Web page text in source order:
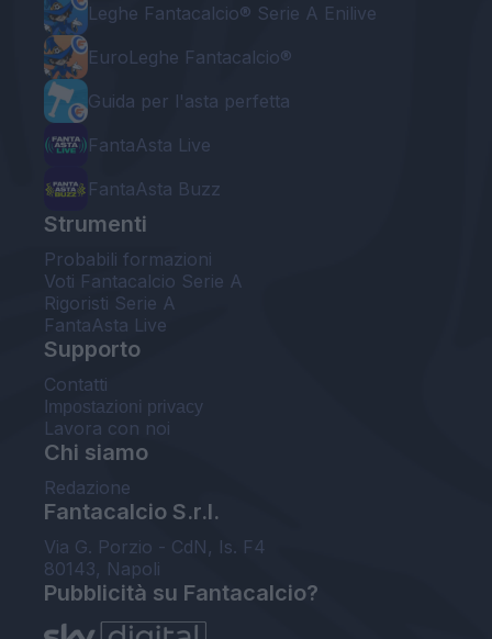
Leghe Fantacalcio® Serie A Enilive
EuroLeghe Fantacalcio®
Guida per l'asta perfetta
FantaAsta Live
FantaAsta Buzz
Strumenti
Probabili formazioni
Voti Fantacalcio Serie A
Rigoristi Serie A
FantaAsta Live
Supporto
Contatti
Impostazioni privacy
Lavora con noi
Chi siamo
Redazione
Fantacalcio S.r.l.
Via G. Porzio - CdN, Is. F4
80143, Napoli
Pubblicità su Fantacalcio?